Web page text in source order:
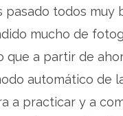
pasado todos muy
mucho de
que a partir de
automático de
a practicar y a